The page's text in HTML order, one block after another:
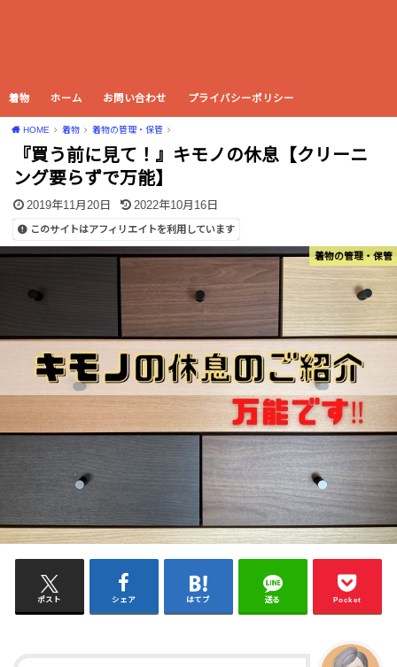
着物 ホーム お問い合わせ プライバシーポリシー
HOME 着物 着物の管理・保管
『買う前に見て！』キモノの休息【クリーニ
ング要らずで万能】
2019年11月20日 2022年10月16日
このサイトはアフィリエイトを利用しています
着物の管理・保管
ポスト シェア はてブ 送る Pocket